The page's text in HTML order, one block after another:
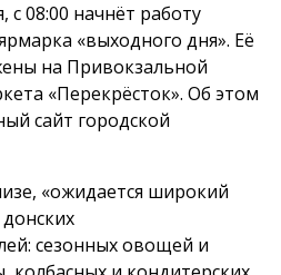
с 08:00 начнёт работу
«выходного дня». Её
на Привокзальной
«Перекрёсток». Об этом
сайт городской
«ожидается широкий
сезонных овощей и